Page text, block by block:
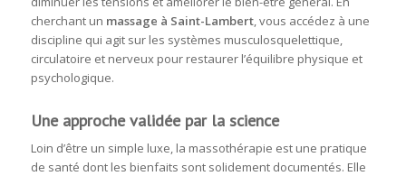
cherchant un massage à Saint-Lambert, vous accédez à une
discipline qui agit sur les systèmes musculosquelettique,
circulatoire et nerveux pour restaurer l’équilibre physique et
psychologique.
Une approche validée par la science
Loin d’être un simple luxe, la massothérapie est une pratique
de santé dont les bienfaits sont solidement documentés. Elle